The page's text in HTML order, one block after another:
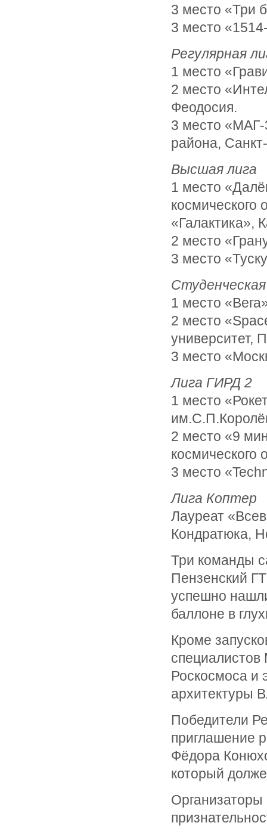
3 место «Три
3 место
Регулярная
1 место
2 место
Феодосия.
3 место «МАГ-
района,
Высшая лига
1 место
космического
«Галактика»,
2 место
3 место
1 место
2 место
университет,
3 место
Лига ГИРД 2
1 место
2 место «9
космического
3 место
Лига Коптер
Лауреат
Кондратюка,
Три команды
Пензенский
успешно
баллоне в
Кроме
Роскосмоса и
архитектуры
Победители
приглашение
Фёдора
который